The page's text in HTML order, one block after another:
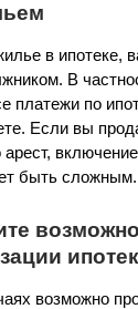
в ипотеке,
В
платежи по
Если вы
быть сложным.
возможно